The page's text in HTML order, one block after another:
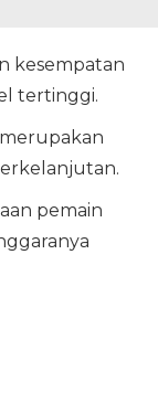
kesempatan
tertinggi.
pemain